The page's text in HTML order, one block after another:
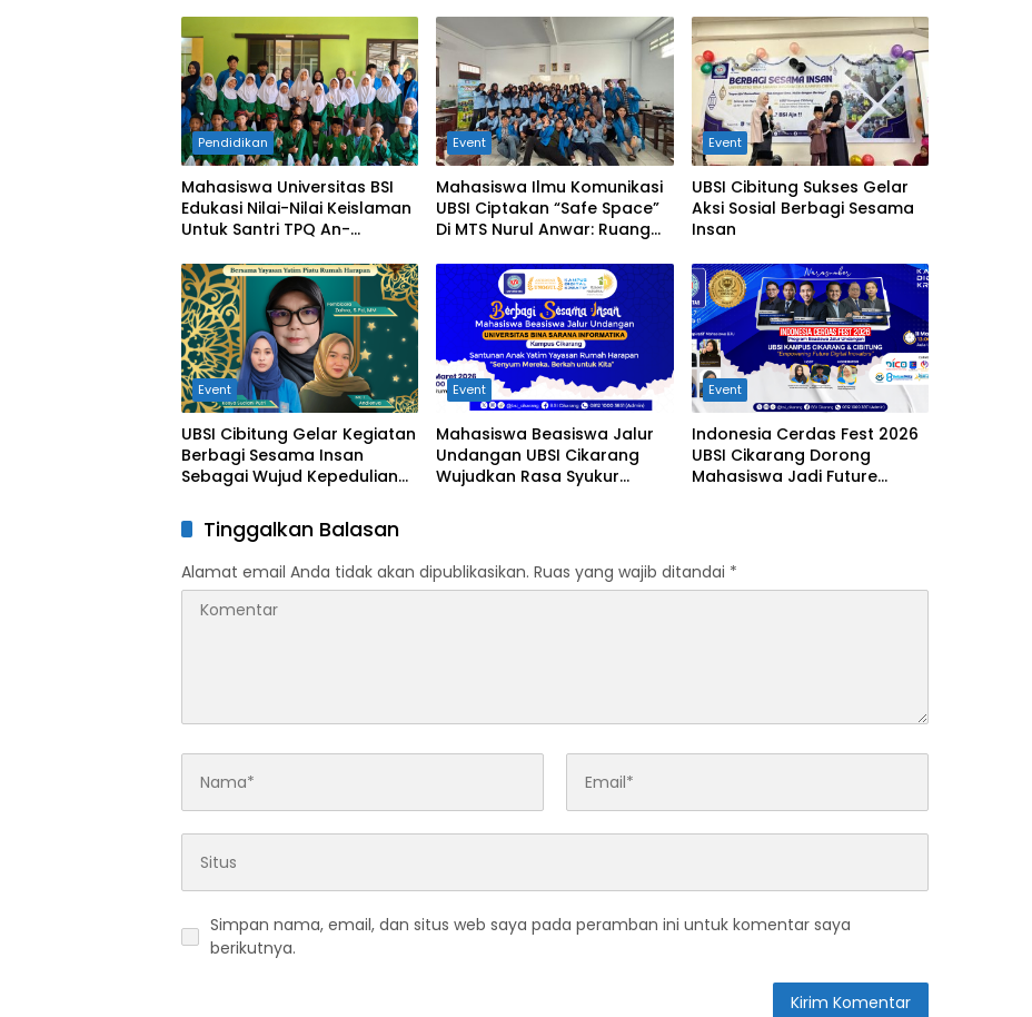
Pendidikan
Mahasiswa Universitas BSI
Edukasi Nilai-Nilai Keislaman
Untuk Santri TPQ An-
Event
Mahasiswa Ilmu Komunikasi
UBSI Ciptakan “Safe Space”
Di MTS Nurul Anwar: Ruang
Cegah Perundungan
Event
UBSI Cibitung Sukses Gelar
Aksi Sosial Berbagi Sesama
Insan
Event
UBSI Cibitung Gelar Kegiatan
Berbagi Sesama Insan
Sebagai Wujud Kepedulian
Event
Mahasiswa Beasiswa Jalur
Undangan UBSI Cikarang
Wujudkan Rasa Syukur
Event
Indonesia Cerdas Fest 2026
UBSI Cikarang Dorong
Mahasiswa Jadi Future
Tinggalkan Balasan
Alamat email Anda tidak akan dipublikasikan. Ruas yang wajib ditandai *
Simpan nama, email, dan situs web saya pada peramban ini untuk komentar saya
berikutnya.